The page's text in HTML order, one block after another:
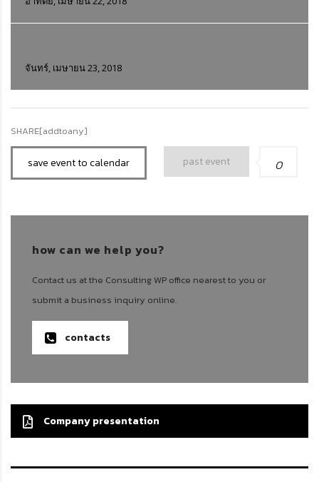
จันทร์, เมษายน 23, 2018
SHARE[addtoany]
save event to calendar past event 0
how can we help you?
Contact us at the Consulting WP office nearest to you or
submit a business inquiry online.
contacts
Company presentation